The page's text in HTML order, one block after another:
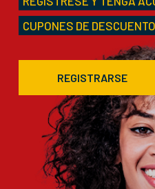
CUPONES DE
REGISTRARSE